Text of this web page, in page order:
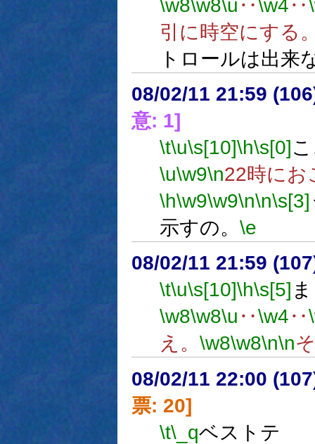
\w8\w8\u ‥\w4‥
引に時空にする
トロールは出来
08/02/11 21:59
意: 1]
\t\u\s[10]\h\s[0]
\u\w9\n22時にお
\h\w9\w9\n\n\s[3]
示すの。 \e
08/02/11 21:59
\t\u\s[10]\h\s[5]
\w8\w8\u ‥\w4‥
え。 \w8\w8\n\n
08/02/11 22:00
票: 20]
\t\_qベストテ